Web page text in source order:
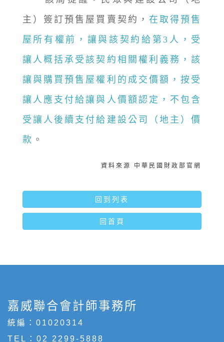
主）簽訂預售屋買賣契約， 在取得預售
屋所有權前，讓與該契約給第3人，受
讓人概括承受該契約相關權利義務，該
讓與購買預售屋權利的成交價額，按受
讓人應支付給讓與人價額認定，不包含
受讓人後續支付給建設公司（地主）價
款 。
資料來源 中華民國財政部官網
回到列表
回首頁
嘉威聯合會計師事務所
統編：01020314
TEL： 02 2299-5888